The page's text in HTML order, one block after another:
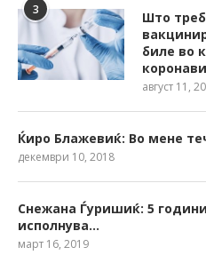
3
Што
биле во
август 11,
Ќиро Блажевиќ: Во мене
декември 10, 2018
Снежана Ѓуришиќ: 5
исполнува…
март 16, 2019